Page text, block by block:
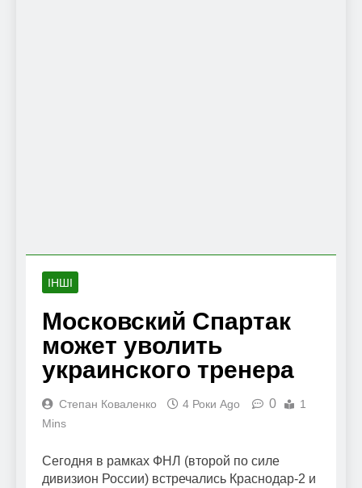
ІНШІ
Московский Спартак
может уволить
украинского тренера
Степан Коваленко 4 Роки Ago 0
1
Mins
Сегодня в рамках ФНЛ (второй по силе
дивизион России) встречались Краснодар-2 и